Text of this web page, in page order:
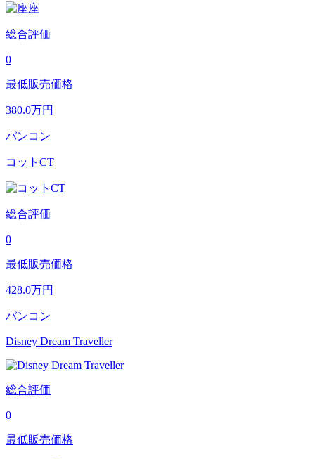
総合評価
0
最低販売価格
380.0万円
バンコン
コットCT
総合評価
0
最低販売価格
428.0万円
バンコン
Disney Dream Traveller
総合評価
0
最低販売価格